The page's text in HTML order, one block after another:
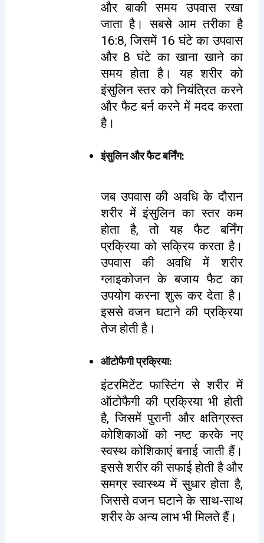
और बाकी समय उपवास रखा
जाता है। सबसे आम तरीका है
16:8, जिसमें 16 घंटे का उपवास
और 8 घंटे का खाना खाने का
समय होता है। यह शरीर को
इंसुलिन स्तर को नियंत्रित करने
और फैट बर्न करने में मदद करता
है।
इंसुलिन और फैट बर्निंग:
जब उपवास की अवधि के दौरान
शरीर में इंसुलिन का स्तर कम
होता है, तो यह फैट बर्निंग
प्रक्रिया को सक्रिय करता है।
उपवास की अवधि में शरीर
ग्लाइकोजन के बजाय फैट का
उपयोग करना शुरू कर देता है।
इससे वजन घटाने की प्रक्रिया
तेज होती है।
ऑटोफैगी प्रक्रिया:
इंटरमिटेंट फास्टिंग से शरीर में
ऑटोफैगी की प्रक्रिया भी होती
है, जिसमें पुरानी और क्षतिग्रस्त
कोशिकाओं को नष्ट करके नए
स्वस्थ कोशिकाएं बनाई जाती हैं।
इससे शरीर की सफाई होती है और
समग्र स्वास्थ्य में सुधार होता है,
जिससे वजन घटाने के साथ-साथ
शरीर के अन्य लाभ भी मिलते हैं।